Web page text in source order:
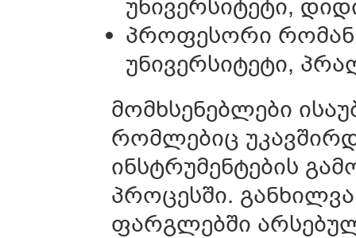
უნივერსიტეტი,
პროფესორი რომან
უნივერსიტეტი,
მომხსენებლები
რომლებიც
ინსტრუმენტების
პროცესში. განხილვა
ფარგლებში